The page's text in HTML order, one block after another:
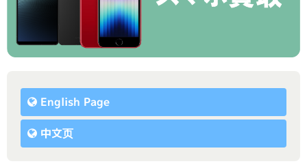
English Page
中文页